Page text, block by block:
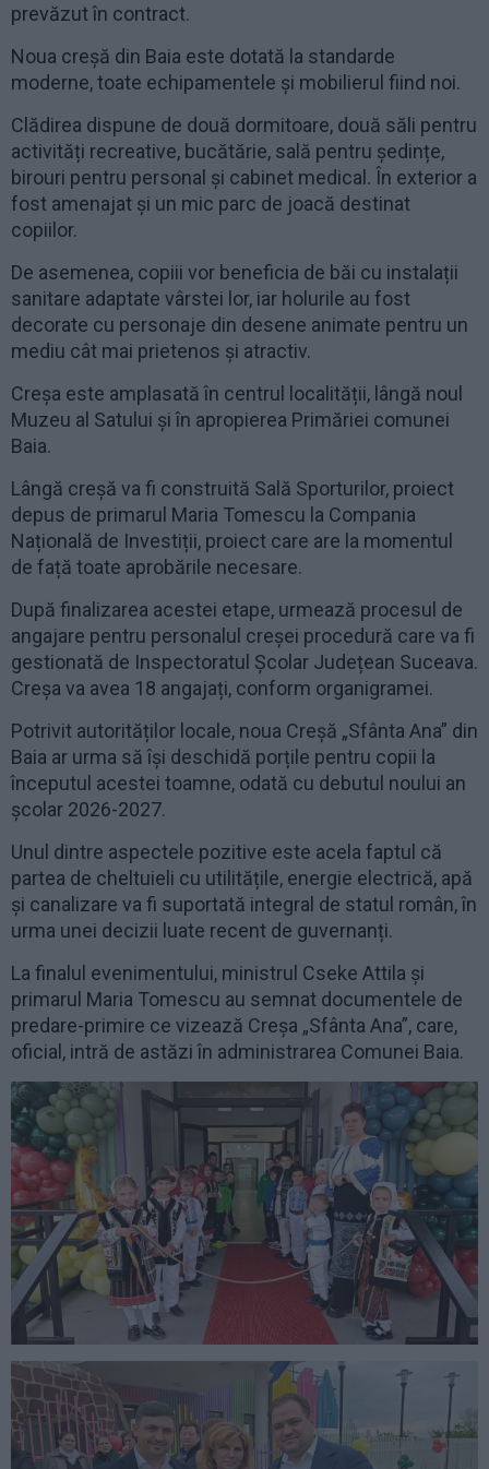
prevăzut în contract.
Noua creșă din Baia este dotată la standarde
moderne, toate echipamentele și mobilierul fiind noi.
Clădirea dispune de două dormitoare, două săli pentru
activități recreative, bucătărie, sală pentru ședințe,
birouri pentru personal și cabinet medical. În exterior a
fost amenajat și un mic parc de joacă destinat
copiilor.
De asemenea, copiii vor beneficia de băi cu instalații
sanitare adaptate vârstei lor, iar holurile au fost
decorate cu personaje din desene animate pentru un
mediu cât mai prietenos și atractiv.
Creșa este amplasată în centrul localității, lângă noul
Muzeu al Satului și în apropierea Primăriei comunei
Baia.
Lângă creșă va fi construită Sală Sporturilor, proiect
depus de primarul Maria Tomescu la Compania
Națională de Investiții, proiect care are la momentul
de față toate aprobările necesare.
După finalizarea acestei etape, urmează procesul de
angajare pentru personalul creșei procedură care va fi
gestionată de Inspectoratul Școlar Județean Suceava.
Creșa va avea 18 angajați, conform organigramei.
Potrivit autorităților locale, noua Creșă „Sfânta Ana” din
Baia ar urma să își deschidă porțile pentru copii la
începutul acestei toamne, odată cu debutul noului an
școlar 2026-2027.
Unul dintre aspectele pozitive este acela faptul că
partea de cheltuieli cu utilitățile, energie electrică, apă
și canalizare va fi suportată integral de statul român, în
urma unei decizii luate recent de guvernanți.
La finalul evenimentului, ministrul Cseke Attila și
primarul Maria Tomescu au semnat documentele de
predare-primire ce vizează Creșa „Sfânta Ana”, care,
oficial, intră de astăzi în administrarea Comunei Baia.